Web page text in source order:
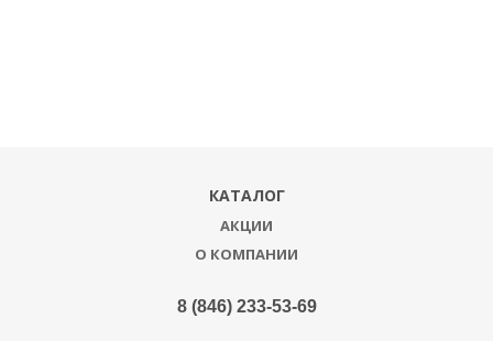
КАТАЛОГ
АКЦИИ
О КОМПАНИИ
8 (846) 233-53-69